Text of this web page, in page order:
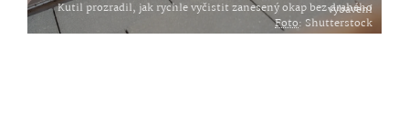
Kutil prozradil, jak rychle vyčistit zanesený okap bez drahého vybavení
Foto: Shutterstock